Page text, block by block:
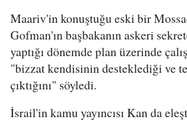
Maariv'in konuştuğu eski bir
Gofman'ın başbakanın askeri
yaptığı dönemde plan üzerinde
"bizzat kendisinin desteklediği ve
çıktığını" söyledi.
İsrail'in kamu yayıncısı Kan da